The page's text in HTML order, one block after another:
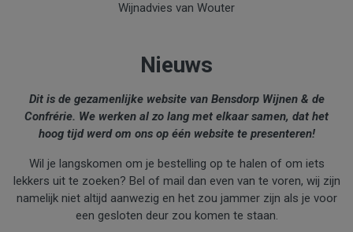
Wijnadvies van Wouter
Nieuws
Dit is de gezamenlijke website van Bensdorp Wijnen & de
Confrérie. We werken al zo lang met elkaar samen, dat het
hoog tijd werd om ons op één website te presenteren!
Wil je langskomen om je bestelling op te halen of om iets
lekkers uit te zoeken? Bel of mail dan even van te voren, wij zijn
namelijk niet altijd aanwezig en het zou jammer zijn als je voor
een gesloten deur zou komen te staan.